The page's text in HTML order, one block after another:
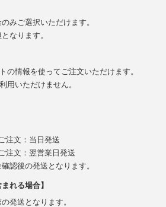
みご選択いただけます。
なります。
の情報を使ってご注文いただけます。
用いただけません。
注文：当日発送
注文：翌営業日発送
認後の発送となります。
れる場合】
発送となります。